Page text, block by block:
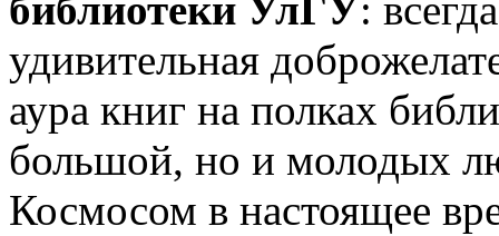
библиотеки УлГУ:
удивительная
аура книг на полках
большой, но и молодых
Космосом в настоящее